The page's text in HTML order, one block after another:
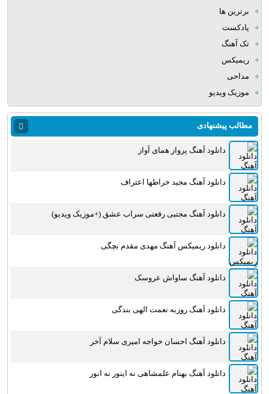
برترین ها
پادکست
تک آهنگ
ریمیکس
مداحی
موزیک ویدیو
مطالب پیشنهادی
دانلود آهنگ پرواز همای آواز
دانلود آهنگ مجید خراطها اعتراف
دانلود آهنگ مجتبی رفعتی سراب عشق (+موزیک ویدیو)
دانلود ریمیکس آهنگ مهدی مقدم بچگی
دانلود آهنگ ساواش عروسک
دانلود آهنگ روزبه نعمت الهی بندگی
دانلود آهنگ احسان خواجه امیری سلام آخر
دانلود آهنگ بهنام علمشاهی نه اینور نه انور